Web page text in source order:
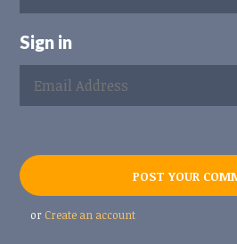
Sign in
or Create an account